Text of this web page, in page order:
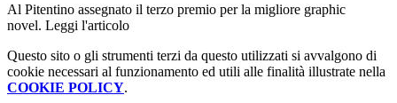
Al Pitentino assegnato il terzo premio per la migliore graphic
novel. Leggi l'articolo
Questo sito o gli strumenti terzi da questo utilizzati si avvalgono di
cookie necessari al funzionamento ed utili alle finalità illustrate nella
COOKIE POLICY.